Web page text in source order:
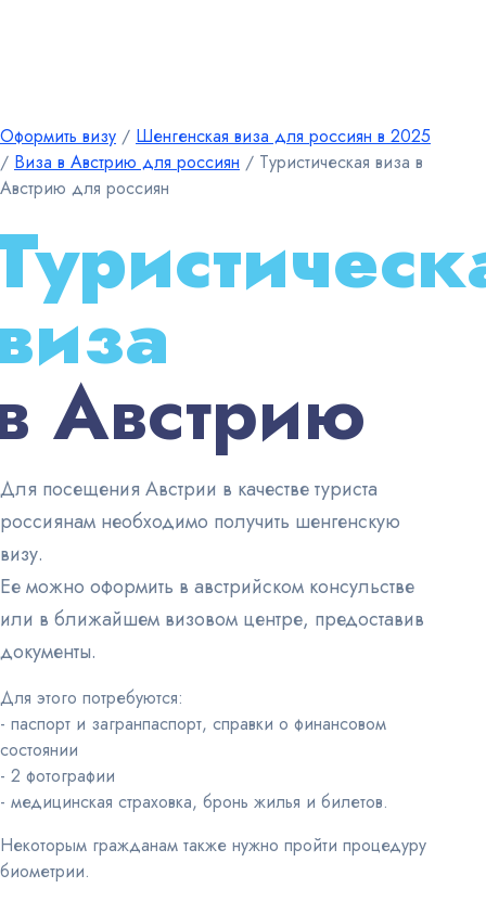
Оформить визу ∕ Шенгенская виза для россиян в 2025
∕ Виза в Австрию для россиян ∕ Туристическая виза в
Австрию для россиян
Австрию
Для посещения Австрии в качестве туриста
россиянам необходимо получить шенгенскую
визу.
Ее можно оформить в австрийском консульстве
или в ближайшем визовом центре, предоставив
документы.
Для этого потребуются:
- паспорт и загранпаспорт, справки о финансовом
состоянии
- 2 фотографии
- медицинская страховка, бронь жилья и билетов.
Некоторым гражданам также нужно пройти процедуру
биометрии.